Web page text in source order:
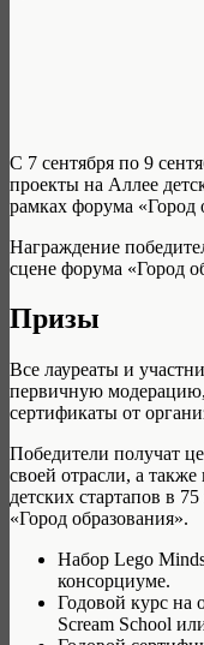
С 7 сентября по 9
проекты на Аллее
рамках форума «Город
Награждение
сцене форума «Город
Призы
Все лауреаты и
первичную
сертификаты от
Победители получат
своей отрасли, а
детских стартапов в
«Город образования».
Набор Lego
консорциуме.
Годовой курс
Scream School